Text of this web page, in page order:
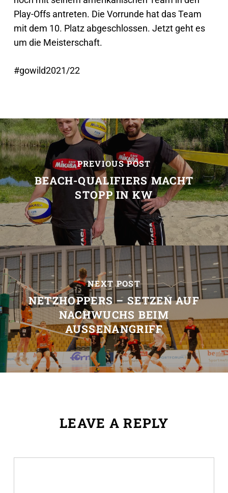
Play-Offs antreten. Die Vorrunde hat das Team
mit dem 10. Platz abgeschlossen. Jetzt geht es
um die Meisterschaft.
#gowild2021/22
PREVIOUS POST
BEACH-QUALIFIERS MACHT
STOPP IN KW
NEXT POST
NETZHOPPERS – SETZEN AUF
NACHWUCHS BEIM
AUSSENANGRIFF
LEAVE A REPLY